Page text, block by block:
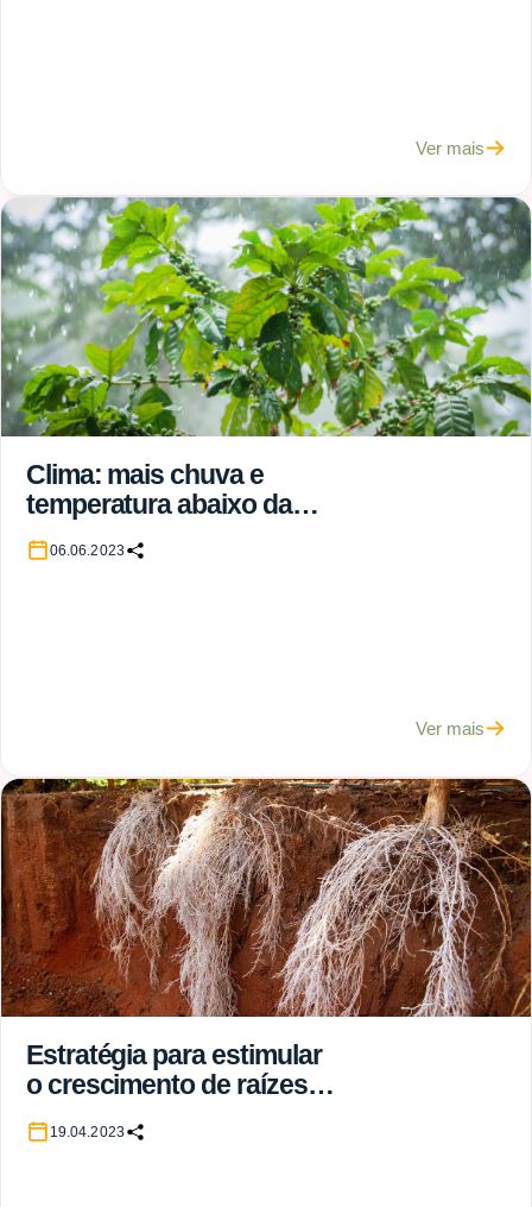
Ver mais
Clima: mais chuva e
temperatura abaixo da
média marcam período
06.06.2023
Ver mais
Estratégia para estimular
o crescimento de raízes
do cafeeiro no inverno
19.04.2023